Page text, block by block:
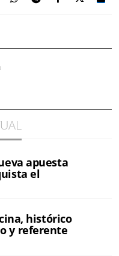
apuesta
el
histórico
y referente